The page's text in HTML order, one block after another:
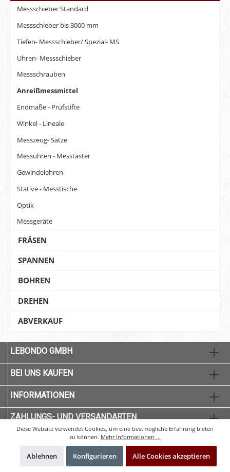
Messschieber Standard
Messschieber bis 3000 mm
Tiefen- Messschieber/ Spezial- MS
Uhren- Messschieber
Messschrauben
Anreißmessmittel
Endmaße - Prüfstifte
Winkel - Lineale
Messzeug- Sätze
Messuhren - Messtaster
Gewindelehren
Stative - Messtische
Optik
Messgeräte
FRÄSEN
SPANNEN
BOHREN
DREHEN
ABVERKAUF
LEBONDO GMBH
BEI UNS KAUFEN
INFORMATIONEN
ZAHLUNGS- UND VERSANDARTEN
* Alle Preise exkl. gesetzl. Mehrwertsteuer zzgl.Versandkostenund ggf.
Nachnahmegebühren, wenn nicht anders angegeben.
Diese Website verwendet Cookies, um eine bestmögliche Erfahrung bieten
zu können. Mehr Informationen ...
Ablehnen Konfigurieren Alle Cookies akzeptieren